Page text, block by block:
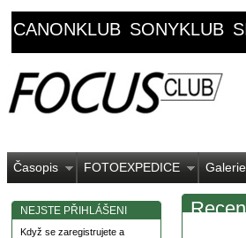
CANONKLUB SONYKLUB
Časopis FOTOEXPEDICE Galerie
NEJSTE PŘIHLÁŠENI
Když se zaregistrujete a